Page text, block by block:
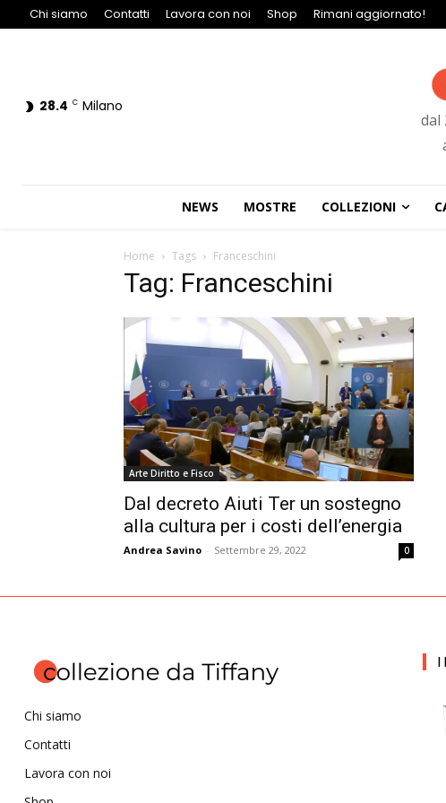
Chi siamo Contatti Lavora con noi Shop Rimani aggiornato!
28.4 C Milano
dal
NEWS MOSTRE COLLEZIONI
Home Tags Franceschini
Tag: Franceschini
Arte Diritto e Fisco
Dal decreto Aiuti Ter un sostegno
alla cultura per i costi dell’energia
Andrea Savino - Settembre 29, 2022 0
Chi siamo
Contatti
Lavora con noi
I